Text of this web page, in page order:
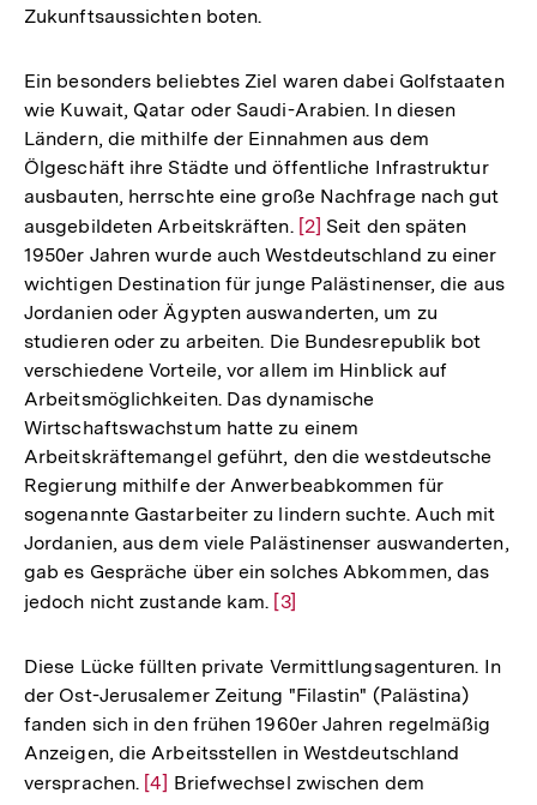
Zukunftsaussichten boten.
Ein besonders beliebtes Ziel waren dabei Golfstaaten
wie Kuwait, Qatar oder Saudi-Arabien. In diesen
Ländern, die mithilfe der Einnahmen aus dem
Ölgeschäft ihre Städte und öffentliche Infrastruktur
ausbauten, herrschte eine große Nachfrage nach gut
ausgebildeten Arbeitskräften. Zur
Auflösung
der
Fußnote
[2] Seit den späten
1950er Jahren wurde auch Westdeutschland zu einer
wichtigen Destination für junge Palästinenser, die aus
Jordanien oder Ägypten auswanderten, um zu
studieren oder zu arbeiten. Die Bundesrepublik bot
verschiedene Vorteile, vor allem im Hinblick auf
Arbeitsmöglichkeiten. Das dynamische
Wirtschaftswachstum hatte zu einem
Arbeitskräftemangel geführt, den die westdeutsche
Regierung mithilfe der Anwerbeabkommen für
sogenannte Gastarbeiter zu lindern suchte. Auch mit
Jordanien, aus dem viele Palästinenser auswanderten,
gab es Gespräche über ein solches Abkommen, das
jedoch nicht zustande kam. Zur
der
Fußnote
[3]
Diese Lücke füllten private Vermittlungsagenturen. In
der Ost-Jerusalemer Zeitung "Filastin" (Palästina)
fanden sich in den frühen 1960er Jahren regelmäßig
Anzeigen, die Arbeitsstellen in Westdeutschland
versprachen. Zur
[4] Briefwechsel zwischen dem